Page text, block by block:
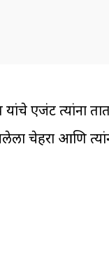
यांचे एजंट त्यांना
चेहरा आणि